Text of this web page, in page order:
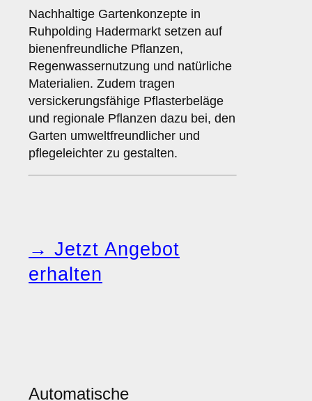
Nachhaltige Gartenkonzepte in
Ruhpolding Hadermarkt setzen auf
bienenfreundliche Pflanzen,
Regenwassernutzung und natürliche
Materialien. Zudem tragen
versickerungsfähige Pflasterbeläge
und regionale Pflanzen dazu bei, den
Garten umweltfreundlicher und
pflegeleichter zu gestalten.
→ Jetzt Angebot
erhalten
Automatische